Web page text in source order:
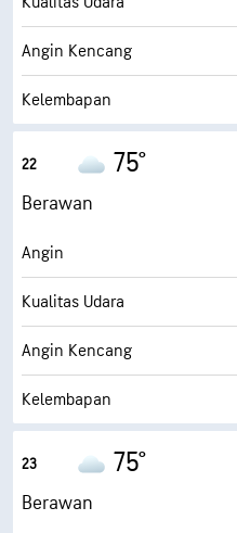
Ketinggian Awan
Angin Kencang
Kelembapan
AccuLumen Brightness Index™
Tutupan Awan
Jarak Pandang
Ketinggian Awan
22 75°
Berawan
Angin
Kualitas Udara
Angin Kencang
Kelembapan
AccuLumen Brightness Index™
23 75°
Berawan